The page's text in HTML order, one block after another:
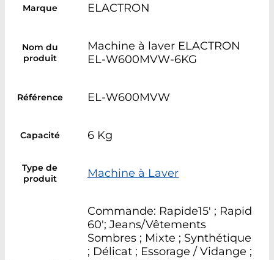
Marque ELACTRON
Nom du
produit
Machine à laver ELACTRON
EL-W600MVW-6KG
Référence EL-W600MVW
Capacité 6 Kg
Type de
produit
Machine à Laver
Commande: Rapide15' ; Rapid
60'; Jeans/Vêtements
Sombres ; Mixte ; Synthétique
; Délicat ; Essorage / Vidange ;